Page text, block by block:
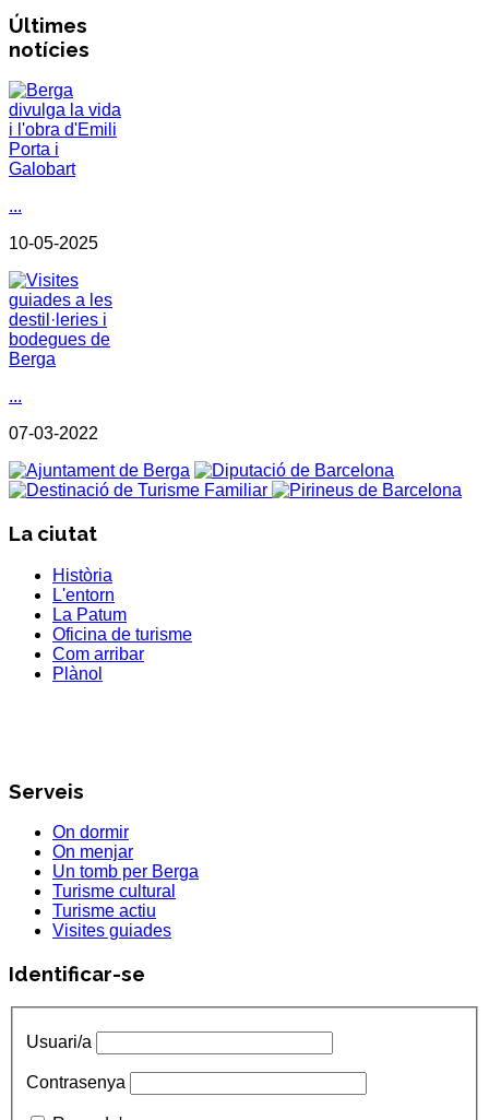
Últimes
notícies
...
10-05-2025
...
07-03-2022
La ciutat
Història
L'entorn
La Patum
Oficina de turisme
Com arribar
Plànol
Serveis
On dormir
On menjar
Un tomb per Berga
Turisme cultural
Turisme actiu
Visites guiades
Identificar-se
Usuari/a
Contrasenya